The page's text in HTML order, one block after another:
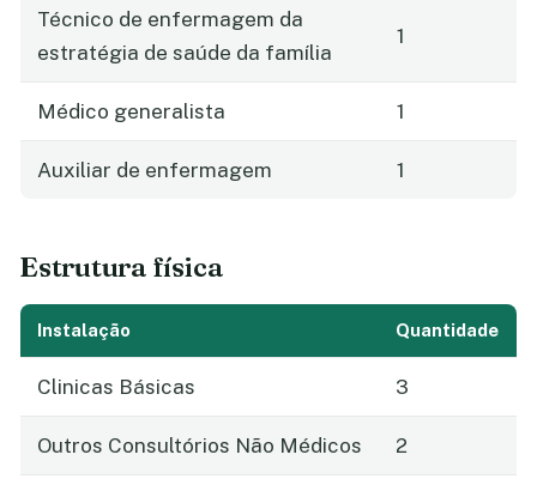
Técnico de enfermagem da
estratégia de saúde da família
1
Médico generalista 1
Auxiliar de enfermagem 1
Estrutura física
Instalação Quantidade
Clinicas Básicas 3
Outros Consultórios Não Médicos 2